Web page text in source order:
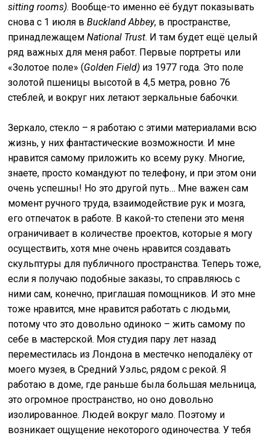
sitting rooms). Вообще-то именно её будут показывать
снова с 1 июля вBuckland Abbey, в пространстве,
принадлежащемNational Trust. И там будет ещё целый
ряд важных для меня работ. Первые портреты или
«Золотое поле» (Golden Field) из 1977 года. Это поле
золотой пшеницы высотой в 4,5 метра, ровно 76
стеблей, и вокруг них летают зеркальные бабочки.
Зеркало, стекло – я работаю с этими материалами всю
жизнь, у них фантастические возможности. И мне
нравится самому приложить ко всему руку. Многие,
знаете, просто командуют по телефону, и при этом они
очень успешны! Но это другой путь… Мне важен сам
момент ручного труда, взаимодействие рук и мозга,
его отпечаток в работе. В какой-то степени это меня
ограничивает в количестве проектов, которые я могу
осуществить, хотя мне очень нравится создавать
скульптуры для публичного пространства. Теперь тоже,
если я получаю подобные заказы, то справляюсь с
ними сам, конечно, приглашая помощников. И это мне
тоже нравится, мне нравится работать с людьми,
потому что это довольно одиноко – жить самому по
себе в мастерской. Моя студия пару лет назад
переместилась из Лондона в местечко неподалёку от
моего музея, в Средний Уэльс, рядом с рекой. Я
работаю в доме, где раньше была большая мельница,
это огромное пространство, но оно довольно
изолированное. Людей вокруг мало. Поэтому и
возникает ощущение некоторого одиночества. У тебя